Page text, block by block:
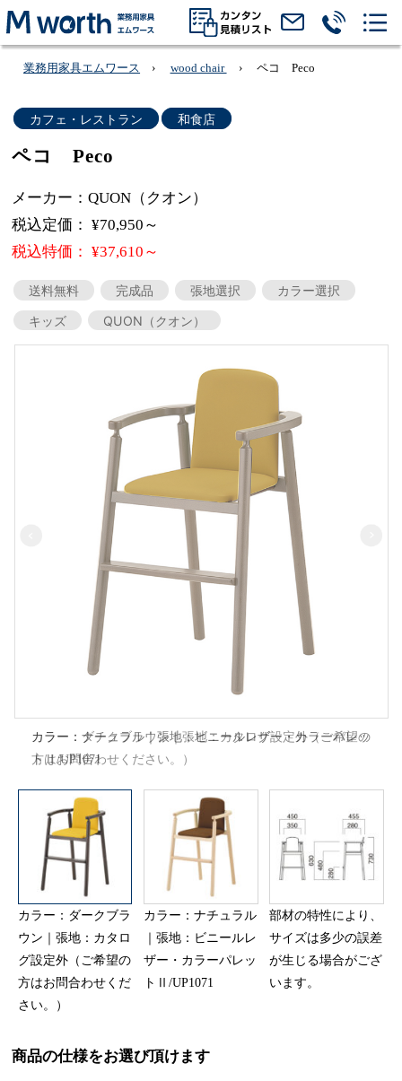
業務用家具エムワース wood chair ペコ Peco
カフェ・レストラン 和食店
ペコ Peco
メーカー：QUON（クオン）
税込定価： ¥70,950～
税込特価： ¥37,610～
送料無料 完成品 張地選択
カラー選択
キッズ
QUON（クオン）
カラー：ダークブラウン｜張地：カタログ設定外（ご希望の
方はお問合わせください。）
カラー：ダークブラ
ウン｜張地：カタロ
グ設定外（ご希望の
方はお問合わせくだ
さい。）
カラー：ナチュラル
｜張地：ビニールレ
ザー・カラーパレッ
トⅡ/UP1071
部材の特性により、
サイズは多少の誤差
が生じる場合がござ
います。
商品の仕様をお選び頂けます